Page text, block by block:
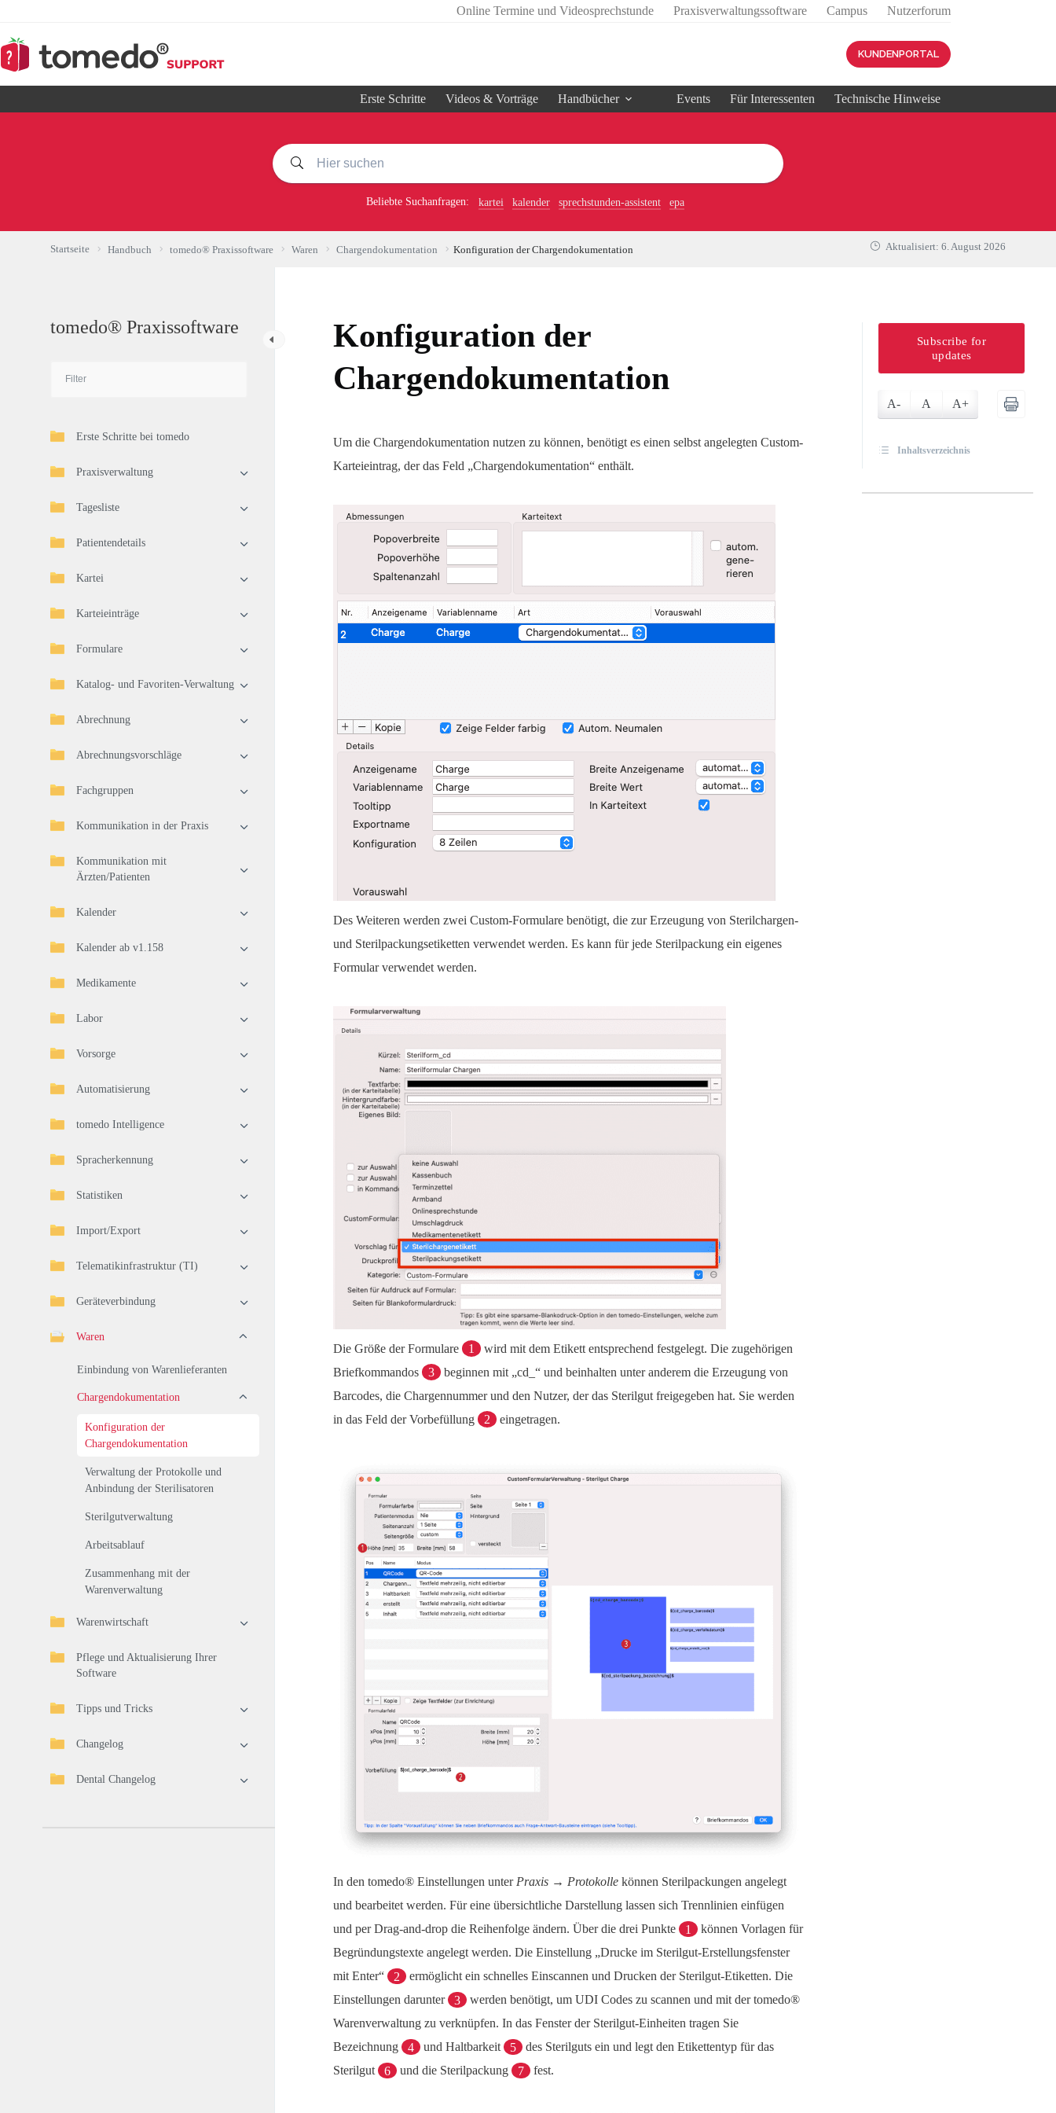
springen
Online Termine und Videosprechstunde Praxisverwaltungssoftware Campus Nutzerforum
KUNDENPORTAL
Erste Schritte Videos & Vorträge Handbücher Events Für Interessenten Technische Hinweise
Beliebte Suchanfragen: kartei kalender sprechstunden-assistent epa
Startseite Handbuch tomedo® Praxissoftware Waren Chargendokumentation Konfiguration der Chargendokumentation Aktualisiert: 6. August 2026
tomedo® Praxissoftware
Erste Schritte bei tomedo
Praxisverwaltung
Tagesliste
Patientendetails
Kartei
Karteieinträge
Formulare
Katalog- und Favoriten-Verwaltung
Abrechnung
Abrechnungsvorschläge
Fachgruppen
Kommunikation in der Praxis
Kommunikation mit
Ärzten/Patienten
Kalender
Kalender ab v1.158
Medikamente
Labor
Vorsorge
Automatisierung
tomedo Intelligence
Spracherkennung
Statistiken
Import/Export
Telematikinfrastruktur (TI)
Geräteverbindung
Waren
Einbindung von Warenlieferanten
Chargendokumentation
Konfiguration der
Chargendokumentation
Verwaltung der Protokolle und
Anbindung der Sterilisatoren
Sterilgutverwaltung
Arbeitsablauf
Zusammenhang mit der
Warenverwaltung
Warenwirtschaft
Pflege und Aktualisierung Ihrer
Software
Tipps und Tricks
Changelog
Dental Changelog
Konfiguration der
Chargendokumentation
Um die Chargendokumentation nutzen zu können, benötigt es einen selbst angelegten Custom-
Karteieintrag, der das Feld „Chargendokumentation“ enthält.
Des Weiteren werden zwei Custom-Formulare benötigt, die zur Erzeugung von Sterilchargen-
und Sterilpackungsetiketten verwendet werden. Es kann für jede Sterilpackung ein eigenes
Formular verwendet werden.
Die Größe der Formulare 1
wird mit dem Etikett entsprechend festgelegt. Die zugehörigen
Briefkommandos
3 beginnen mit „cd_“ und beinhalten unter anderem die Erzeugung von
Barcodes, die Chargennummer und den Nutzer, der das Sterilgut freigegeben hat. Sie werden
in das Feld der Vorbefüllung
2 eingetragen.
In den tomedo® Einstellungen unter Praxis → Protokollekönnen Sterilpackungen angelegt
und bearbeitet werden. Für eine übersichtliche Darstellung lassen sich Trennlinien einfügen
und per Drag-and-drop die Reihenfolge ändern. Über die drei Punkte
1
können Vorlagen für
Begründungstexte angelegt werden. Die Einstellung „Drucke im Sterilgut-Erstellungsfenster
mit Enter“
2 ermöglicht ein schnelles Einscannen und Drucken der Sterilgut-Etiketten. Die
Einstellungen darunter
3 werden benötigt, um UDI Codes zu scannen und mit der tomedo®
Warenverwaltung zu verknüpfen. In das Fenster der Sterilgut-Einheiten tragen Sie
Bezeichnung
4 und Haltbarkeit 5 des Sterilguts ein und legt den Etikettentyp für das
Sterilgut
6 und die Sterilpackung 7 fest.
Subscribe for
updates
A- A A+
Inhaltsverzeichnis